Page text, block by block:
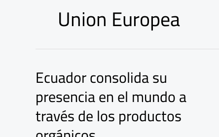
Union Europea
Ecuador consolida su
presencia en el mundo a
través de los productos
Ecuador
consolida
su
presencia
en
el